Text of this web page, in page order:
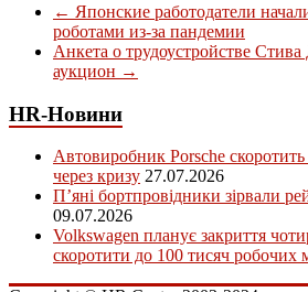
← Японские работодатели
роботами из-за пандемии
Анкета о трудоустройстве
аукцион →
HR-Новини
Автовиробник Porsche
через кризу 27.07.2026
П’яні бортпровідники зірвали
09.07.2026
Volkswagen планує закриття
скоротити до 100 тисяч робочих